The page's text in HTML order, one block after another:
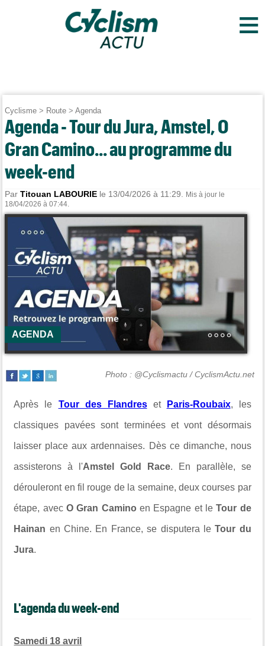
≡
Cyclisme > Route >Agenda
Agenda - Tour du Jura, Amstel, O
Gran Camino... au programme du
week-end
ParTitouan LABOURIE le 13/04/2026 à 11:29.
Mis à jour le
18/04/2026 à 07:44.
AGENDA
Photo : @Cyclismactu / CyclismActu.net
Après le Tour des Flandreset Paris-Roubaix, les
classiques pavées sont terminées et vont désormais
laisser place aux ardennaises. Dès ce dimanche, nous
assisterons à l'Amstel Gold Race. En parallèle, se
dérouleront en fil rouge de la semaine, deux courses par
étape, avecO Gran Camino en Espagne et leTour de
Hainan en Chine. En France, se disputera leTour du
Jura.
L'agenda du week-end
Samedi 18 avril